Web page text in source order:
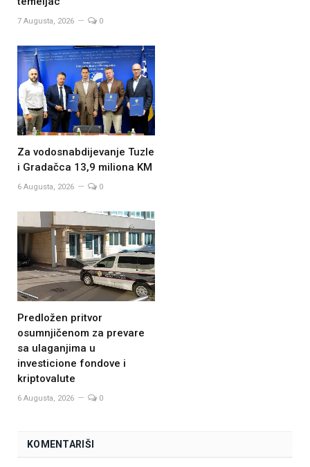
7 Augusta, 2026 0
Za vodosnabdijevanje Tuzle
i Gradačca 13,9 miliona KM
6 Augusta, 2026 0
Predložen pritvor
osumnjičenom za prevare
sa ulaganjima u
investicione fondove i
kriptovalute
6 Augusta, 2026 0
KOMENTARIŠI